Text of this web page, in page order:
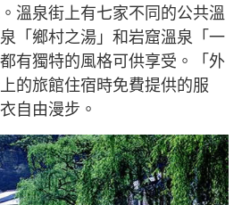
溫泉街上有七家不同的公共溫
「鄉村之湯」和岩窟溫泉「一
有獨特的風格可供享受。「外
的旅館住宿時免費提供的服
自由漫步。